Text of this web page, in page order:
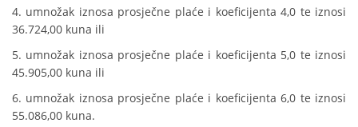
4. umnožak iznosa prosječne plaće i koeficijenta 4,0 te iznosi
36.724,00 kuna ili
5. umnožak iznosa prosječne plaće i koeficijenta 5,0 te iznosi
45.905,00 kuna ili
6. umnožak iznosa prosječne plaće i koeficijenta 6,0 te iznosi
55.086,00 kuna.